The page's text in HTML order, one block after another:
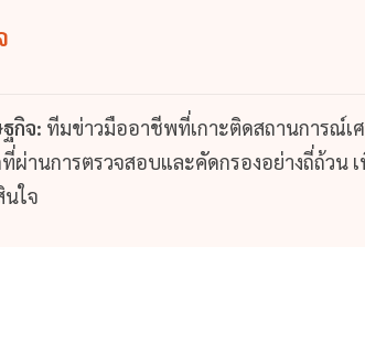
กิจ: ทีมข่าวมืออาชีพที่เกาะติดสถานการณ์เ
ผ่านการตรวจสอบและคัดกรองอย่างถี่ถ้วน
ใจ